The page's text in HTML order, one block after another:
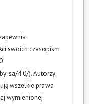
swoich czasopism
sa/4.0/). Autorzy
wszelkie prawa
wymienionej